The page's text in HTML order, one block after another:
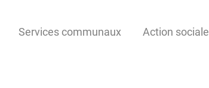
Services communaux Action sociale